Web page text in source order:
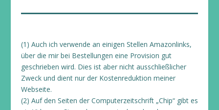
(1) Auch ich verwende an einigen Stellen Amazonlinks,
über die mir bei Bestellungen eine Provision gut
geschrieben wird. Dies ist aber nicht ausschließlicher
Zweck und dient nur der Kostenreduktion meiner
Webseite.
(2) Auf den Seiten der Computerzeitschrift „Chip“ gibt es